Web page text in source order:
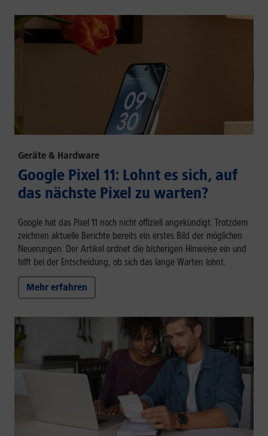
Geräte & Hardware
Google Pixel 11: Lohnt es sich, auf
das nächste Pixel zu warten?
Google hat das Pixel 11 noch nicht offiziell angekündigt. Trotzdem
zeichnen aktuelle Berichte bereits ein erstes Bild der möglichen
Neuerungen. Der Artikel ordnet die bisherigen Hinweise ein und
hilft bei der Entscheidung, ob sich das lange Warten lohnt.
Mehr erfahren